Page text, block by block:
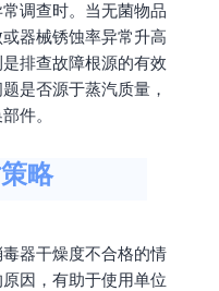
调查时。当无菌物品
器械锈蚀率异常升高
排查故障根源的有效
是否源于蒸汽质量，
件。
略
器干燥度不合格的情
因，有助于使用单位